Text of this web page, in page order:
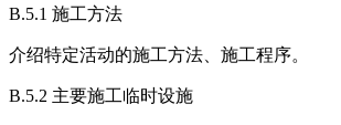
B.5.1 施工方法
介绍特定活动的施工方法、施工程序。
B.5.2 主要施工临时设施